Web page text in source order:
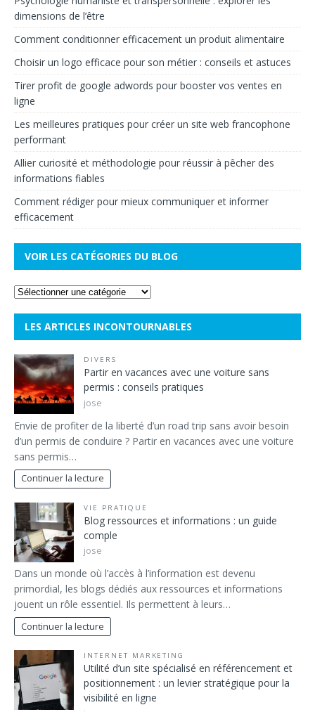
dimensions de l’être
Comment conditionner efficacement un produit alimentaire
Choisir un logo efficace pour son métier : conseils et astuces
Tirer profit de google adwords pour booster vos ventes en
ligne
Les meilleures pratiques pour créer un site web francophone
performant
Allier curiosité et méthodologie pour réussir à pêcher des
informations fiables
Comment rédiger pour mieux communiquer et informer
efficacement
VOIR LES CATÉGORIES DU BLOG
LES ARTICLES INCONTOURNABLES
DIVERS
Partir en vacances avec une voiture sans
permis : conseils pratiques
jose
Envie de profiter de la liberté d’un road trip sans avoir besoin
d’un permis de conduire ? Partir en vacances avec une voiture
sans permis…
Continuer la lecture
VIE PRATIQUE
Blog ressources et informations : un guide
comple
jose
Dans un monde où l’accès à l’information est devenu
primordial, les blogs dédiés aux ressources et informations
jouent un rôle essentiel. Ils permettent à leurs…
Continuer la lecture
INTERNET MARKETING
Utilité d’un site spécialisé en référencement et
positionnement : un levier stratégique pour la
visibilité en ligne